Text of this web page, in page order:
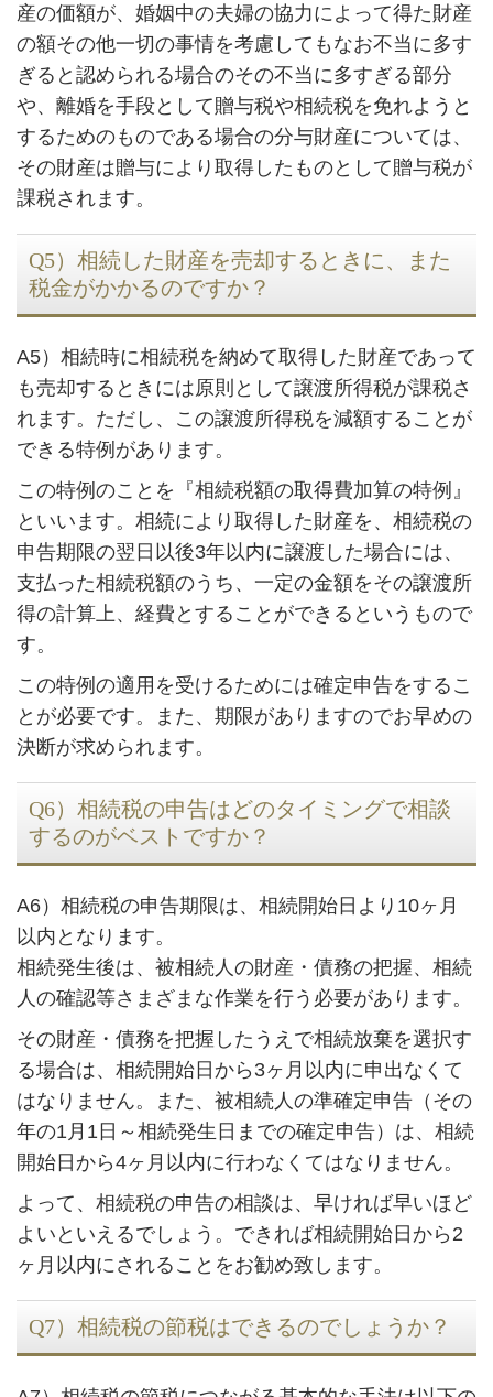
産の価額が、婚姻中の夫婦の協力によって得た財産
の額その他一切の事情を考慮してもなお不当に多す
ぎると認められる場合のその不当に多すぎる部分
や、離婚を手段として贈与税や相続税を免れようと
するためのものである場合の分与財産については、
その財産は贈与により取得したものとして贈与税が
課税されます。
Q5）相続した財産を売却するときに、また
税金がかかるのですか？
A5）相続時に相続税を納めて取得した財産であって
も売却するときには原則として譲渡所得税が課税さ
れます。ただし、この譲渡所得税を減額することが
できる特例があります。
この特例のことを『相続税額の取得費加算の特例』
といいます。相続により取得した財産を、相続税の
申告期限の翌日以後3年以内に譲渡した場合には、
支払った相続税額のうち、一定の金額をその譲渡所
得の計算上、経費とすることができるというもので
す。
この特例の適用を受けるためには確定申告をするこ
とが必要です。また、期限がありますのでお早めの
決断が求められます。
Q6）相続税の申告はどのタイミングで相談
するのがベストですか？
A6）相続税の申告期限は、相続開始日より10ヶ月
以内となります。
相続発生後は、被相続人の財産・債務の把握、相続
人の確認等さまざまな作業を行う必要があります。
その財産・債務を把握したうえで相続放棄を選択す
る場合は、相続開始日から3ヶ月以内に申出なくて
はなりません。また、被相続人の準確定申告（その
年の1月1日～相続発生日までの確定申告）は、相続
開始日から4ヶ月以内に行わなくてはなりません。
よって、相続税の申告の相談は、早ければ早いほど
よいといえるでしょう。できれば相続開始日から2
ヶ月以内にされることをお勧め致します。
Q7）相続税の節税はできるのでしょうか？